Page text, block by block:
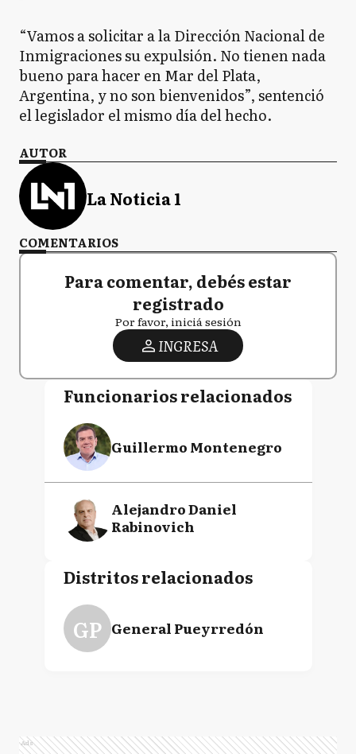
“Vamos a solicitar a la Dirección Nacional de
Inmigraciones su expulsión. No tienen nada
bueno para hacer en Mar del Plata,
Argentina, y no son bienvenidos”, sentenció
el legislador el mismo día del hecho.
AUTOR
La Noticia 1
COMENTARIOS
Para comentar, debés estar
registrado
Por favor, iniciá sesión
INGRESA
Funcionarios relacionados
Guillermo Montenegro
Alejandro Daniel
Rabinovich
Distritos relacionados
GP General Pueyrredón
Ads